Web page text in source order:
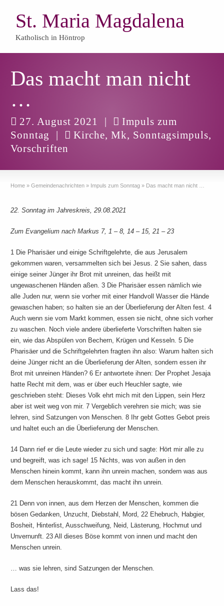
St. Maria Magdalena
Katholisch in Höntrop
Das macht man nicht
…
27. August 2021 |
Impuls zum
Sonntag
| Kirche,Mk, Sonntagsimpuls,
Vorschriften
Home » Gemeindenachrichten » Impuls zum Sonntag » Das macht man nicht …
22. Sonntag im Jahreskreis, 29.08.2021
Zum Evangelium nach Markus 7, 1 – 8, 14 – 15, 21 – 23
1 Die Pharisäer und einige Schriftgelehrte, die aus Jerusalem
gekommen waren, versammelten sich bei Jesus. 2 Sie sahen, dass
einige seiner Jünger ihr Brot mit unreinen, das heißt mit
ungewaschenen Händen aßen. 3 Die Pharisäer essen nämlich wie
alle Juden nur, wenn sie vorher mit einer Handvoll Wasser die Hände
gewaschen haben; so halten sie an der Überlieferung der Alten fest. 4
Auch wenn sie vom Markt kommen, essen sie nicht, ohne sich vorher
zu waschen. Noch viele andere überlieferte Vorschriften halten sie
ein, wie das Abspülen von Bechern, Krügen und Kesseln. 5 Die
Pharisäer und die Schriftgelehrten fragten ihn also: Warum halten sich
deine Jünger nicht an die Überlieferung der Alten, sondern essen ihr
Brot mit unreinen Händen? 6 Er antwortete ihnen: Der Prophet Jesaja
hatte Recht mit dem, was er über euch Heuchler sagte, wie
geschrieben steht: Dieses Volk ehrt mich mit den Lippen, sein Herz
aber ist weit weg von mir. 7 Vergeblich verehren sie mich; was sie
lehren, sind Satzungen von Menschen. 8 Ihr gebt Gottes Gebot preis
und haltet euch an die Überlieferung der Menschen.
14 Dann rief er die Leute wieder zu sich und sagte: Hört mir alle zu
und begreift, was ich sage! 15 Nichts, was von außen in den
Menschen hinein kommt, kann ihn unrein machen, sondern was aus
dem Menschen herauskommt, das macht ihn unrein.
21 Denn von innen, aus dem Herzen der Menschen, kommen die
bösen Gedanken, Unzucht, Diebstahl, Mord, 22 Ehebruch, Habgier,
Bosheit, Hinterlist, Ausschweifung, Neid, Lästerung, Hochmut und
Unvernunft. 23 All dieses Böse kommt von innen und macht den
Menschen unrein.
… was sie lehren, sind Satzungen der Menschen.
Lass das!